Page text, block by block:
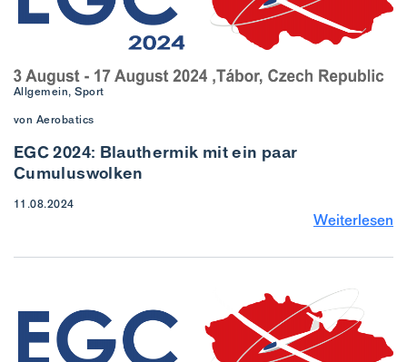
Allgemein, Sport
von Aerobatics
EGC 2024: Blauthermik mit ein paar
Cumuluswolken
11.08.2024
Weiterlesen